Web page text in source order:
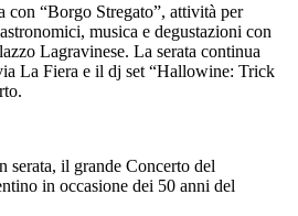
con “Borgo Stregato”, attività per
musica e degustazioni con
Lagravinese. La serata continua
La Fiera e il dj set “Hallowine: Trick
serata, il grande Concerto del
in occasione dei 50 anni del